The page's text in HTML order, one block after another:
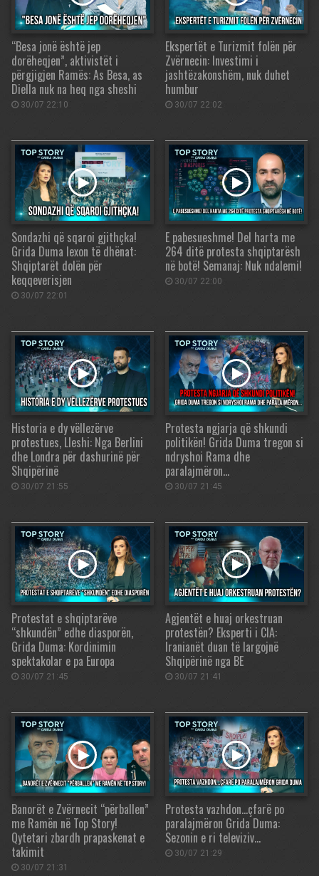
“Besa jonë është jep
dorëheqjen”, aktivistët i
përgjigjen Ramës: As Besa, as
Diella nuk na heq nga sheshi
30/07 22:10
Ekspertët e Turizmit folën për
Zvërnecin: Investimi i
jashtëzakonshëm, nuk duhet
humbur
30/07 22:02
Sondazhi që sqaroi gjithçka!
Grida Duma lexon të dhënat:
Shqiptarët dolën për
keqqeverisjen
30/07 22:01
E pabesueshme! Del harta me
264 ditë protesta shqiptarësh
në botë! Semanaj: Nuk ndalemi!
30/07 22:00
Historia e dy vëllezërve
protestues, Lleshi: Nga Berlini
dhe Londra për dashurinë për
Shqipërinë
30/07 21:55
Protesta ngjarja që shkundi
politikën! Grida Duma tregon si
ndryshoi Rama dhe
paralajmëron…
30/07 21:45
Protestat e shqiptarëve
“shkundën” edhe diasporën,
Grida Duma: Kordinimin
spektakolar e pa Europa
30/07 21:45
Agjentët e huaj orkestruan
protestën? Eksperti i CIA:
Iranianët duan të largojnë
Shqipërinë nga BE
30/07 21:41
Banorët e Zvërnecit “përballen”
me Ramën në Top Story!
Qytetari zbardh prapaskenat e
takimit
30/07 21:31
Protesta vazhdon…çfarë po
paralajmëron Grida Duma:
Sezonin e ri televiziv…
30/07 21:29